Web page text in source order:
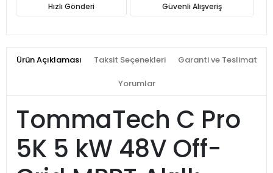
Hızlı Gönderi Güvenli Alışveriş
Ürün Açıklaması Taksit Seçenekleri Garanti ve Teslimat
Yorumlar
TommaTech C Pro
5K 5 kW 48V Off-